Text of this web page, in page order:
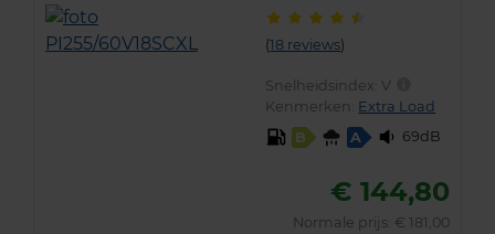
(18 reviews)
Snelheidsindex:V
Kenmerken: Extra Load
B
A 69dB
€ 144,80
Normale prijs: € 181,00